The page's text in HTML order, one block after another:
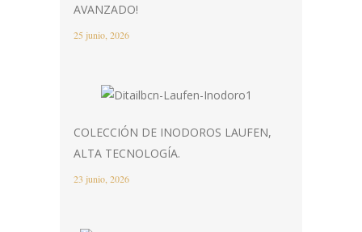
AVANZADO!
25 junio, 2026
COLECCIÓN DE INODOROS LAUFEN,
ALTA TECNOLOGÍA.
23 junio, 2026